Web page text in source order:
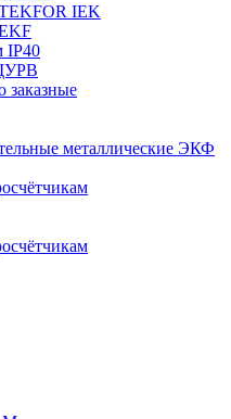
IEK
заказные
металлические ЭКФ